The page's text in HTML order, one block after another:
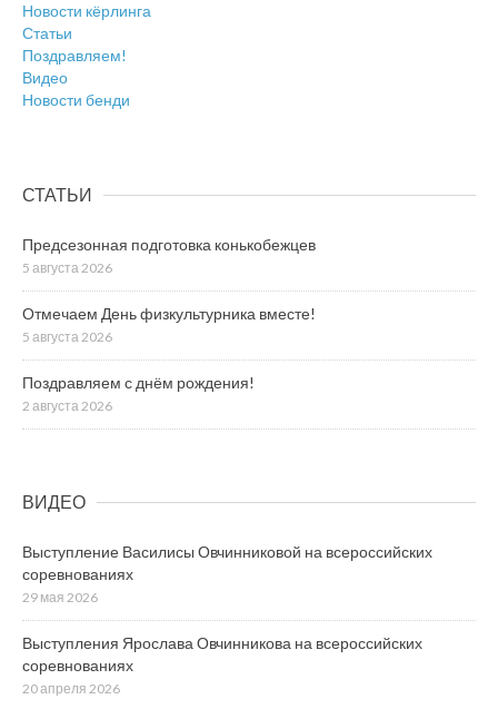
Новости кёрлинга
Статьи
Поздравляем!
Видео
Новости бенди
СТАТЬИ
Предсезонная подготовка конькобежцев
5 августа 2026
Отмечаем День физкультурника вместе!
5 августа 2026
Поздравляем с днём рождения!
2 августа 2026
ВИДЕО
Выступление Василисы Овчинниковой на всероссийских
соревнованиях
29 мая 2026
Выступления Ярослава Овчинникова на всероссийских
соревнованиях
20 апреля 2026